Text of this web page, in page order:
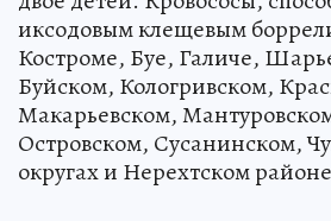
иксодовым клещевым
Костроме, Буе, Галиче,
Буйском, Кологривском,
Макарьевском,
Островском, Сусанинском,
округах и Нерехтском